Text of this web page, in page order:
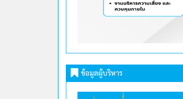
ข้อมูลผู้บริหาร